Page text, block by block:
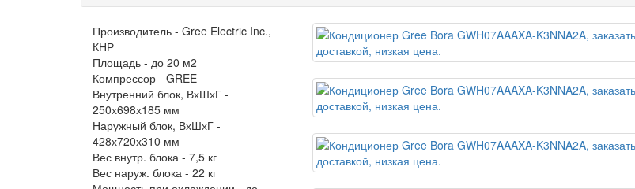
Производитель - Gree Electric Inc.,
КНР
Площадь - до 20 м2
Компрессор - GREE
Внутренний блок, ВхШхГ -
250х698х185 мм
Наружный блок, ВхШхГ -
428х720х310 мм
Вес внутр. блока - 7,5 кг
Вес наруж. блока - 22 кг